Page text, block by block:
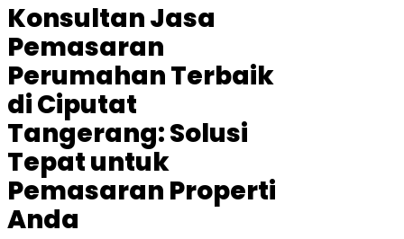
Konsultan Jasa
Pemasaran
Perumahan Terbaik
di Ciputat
Tangerang: Solusi
Tepat untuk
Pemasaran Properti
Anda